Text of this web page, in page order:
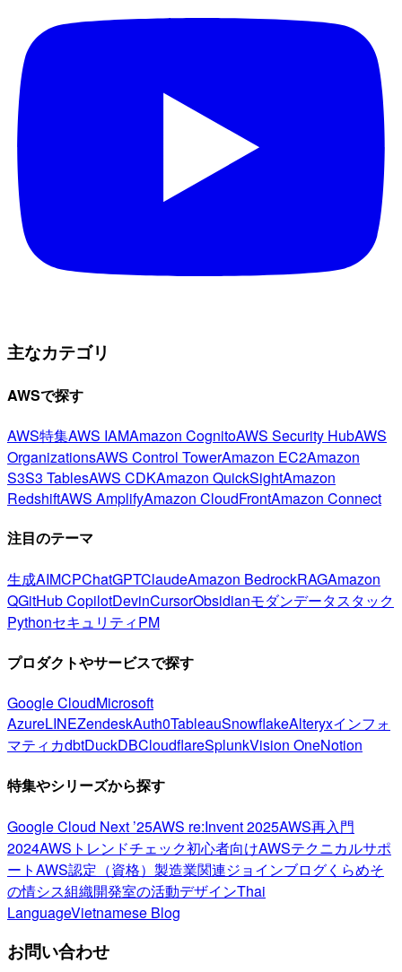
主なカテゴリ
AWSで探す
AWS特集AWS IAMAmazon CognitoAWS Security HubAWS
OrganizationsAWS Control TowerAmazon EC2Amazon
S3S3 TablesAWS CDKAmazon QuickSightAmazon
RedshiftAWS AmplifyAmazon CloudFrontAmazon Connect
注目のテーマ
生成AIMCPChatGPTClaudeAmazon BedrockRAGAmazon
QGitHub CopilotDevinCursorObsidianモダンデータスタック
PythonセキュリティPM
プロダクトやサービスで探す
Google CloudMicrosoft
AzureLINEZendeskAuth0TableauSnowflakeAlteryxインフォ
マティカdbtDuckDBCloudflareSplunkVision OneNotion
特集やシリーズから探す
Google Cloud Next ’25AWS re:Invent 2025AWS再入門
2024AWSトレンドチェック初心者向けAWSテクニカルサポ
ートAWS認定（資格） 製造業関連ジョインブログくらめそ
の情シス組織開発室の活動デザインThai
LanguageVietnamese Blog
お問い合わせ